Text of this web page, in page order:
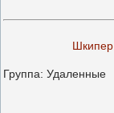
Шкипер
Группа: Удаленные